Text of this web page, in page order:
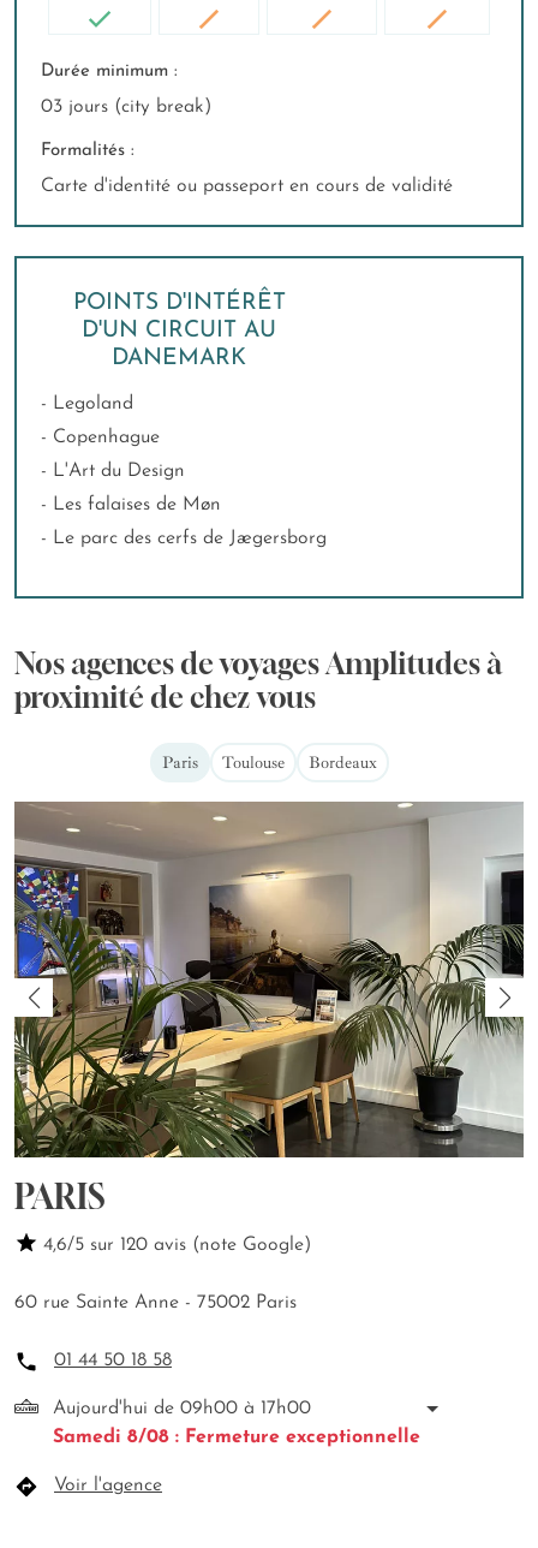
Durée minimum :
03 jours (city break)
Formalités :
Carte d'identité ou passeport en cours de validité
POINTS D'INTÉRÊT
D'UN CIRCUIT AU
DANEMARK
- Legoland
- Copenhague
- L'Art du Design
- Les falaises de Møn
- Le parc des cerfs de Jægersborg
Nos agences de voyages Amplitudes à
proximité de chez vous
Paris Toulouse Bordeaux
PARIS
4,6/5 sur 120 avis (note Google)
60 rue Sainte Anne - 75002 Paris
01 44 50 18 58
Aujourd'hui de 09h00 à 17h00
Samedi 8/08 : Fermeture exceptionnelle
Voir l'agence